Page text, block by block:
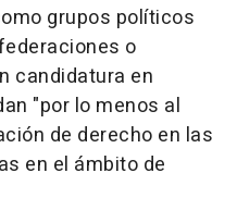
grupos políticos
o
candidatura en
"por lo menos al
de derecho en las
en el ámbito de